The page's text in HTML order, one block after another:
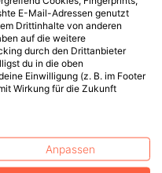
E-Mail-Adressen genutzt
Drittinhalte von anderen
auf die weitere
durch den Drittanbieter
du in die oben
Einwilligung (z. B. im Footer
Wirkung für die Zukunft
Anpassen